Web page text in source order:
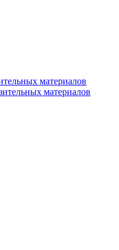
материалов
материалов